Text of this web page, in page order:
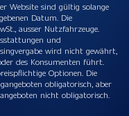
Website sind gültig solange
Datum. Die
ausser Nutzfahrzeuge.
und
wird nicht gewährt,
des Konsumenten führt.
Optionen. Die
obligatorisch, aber
nicht obligatorisch.